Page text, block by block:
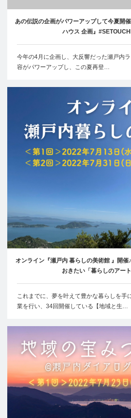
あの伝説の企画がパワーアップして今夏開
ハウス 企画』
今年の4月に企画し、大反響だった瀬戸内
容がパワーアップし、この夏再登…
オンライン『瀬戸内 暮らしの美術館 』開催
おきたい「暮らしのアー
これまでに、夢を叶えて豊かな暮らしを手
業を行い、34回開催している【地域と生…